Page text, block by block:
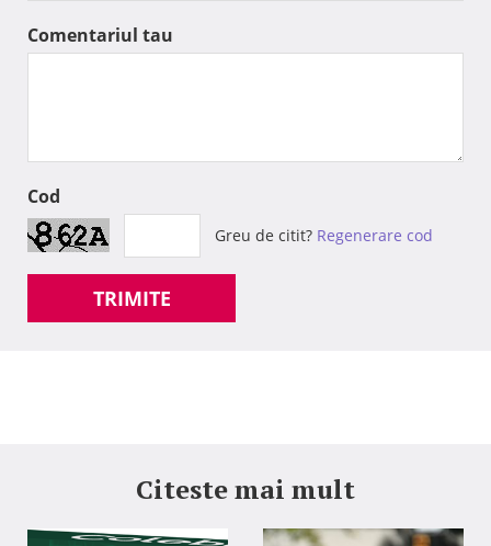
Comentariul tau
Cod
Greu de citit? Regenerare cod
TRIMITE
Citeste mai mult